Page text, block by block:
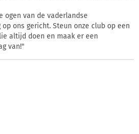
ogen van de vaderlandse
ons gericht. Steun onze club op een
altijd doen en maak er een
van!"